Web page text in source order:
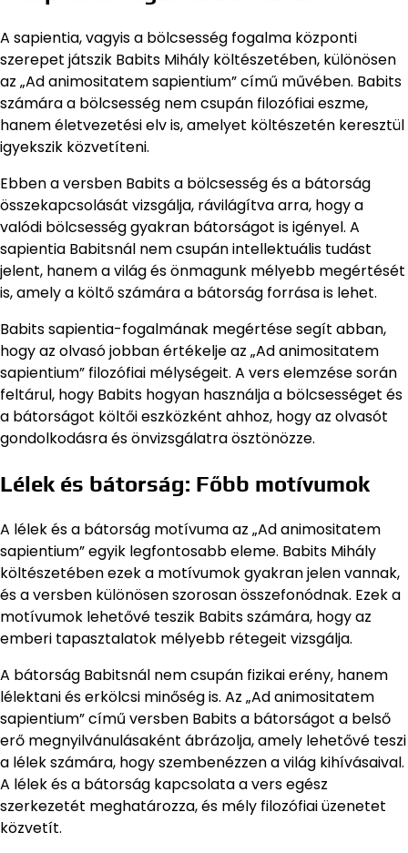
A sapientia, vagyis a bölcsesség fogalma központi
szerepet játszik Babits Mihály költészetében, különösen
az „Ad animositatem sapientium” című művében. Babits
számára a bölcsesség nem csupán filozófiai eszme,
hanem életvezetési elv is, amelyet költészetén keresztül
igyekszik közvetíteni.
Ebben a versben Babits a bölcsesség és a bátorság
összekapcsolását vizsgálja, rávilágítva arra, hogy a
valódi bölcsesség gyakran bátorságot is igényel. A
sapientia Babitsnál nem csupán intellektuális tudást
jelent, hanem a világ és önmagunk mélyebb megértését
is, amely a költő számára a bátorság forrása is lehet.
Babits sapientia-fogalmának megértése segít abban,
hogy az olvasó jobban értékelje az „Ad animositatem
sapientium” filozófiai mélységeit. A vers elemzése során
feltárul, hogy Babits hogyan használja a bölcsességet és
a bátorságot költői eszközként ahhoz, hogy az olvasót
gondolkodásra és önvizsgálatra ösztönözze.
Lélek és bátorság: Főbb motívumok
A lélek és a bátorság motívuma az „Ad animositatem
sapientium” egyik legfontosabb eleme. Babits Mihály
költészetében ezek a motívumok gyakran jelen vannak,
és a versben különösen szorosan összefonódnak. Ezek a
motívumok lehetővé teszik Babits számára, hogy az
emberi tapasztalatok mélyebb rétegeit vizsgálja.
A bátorság Babitsnál nem csupán fizikai erény, hanem
lélektani és erkölcsi minőség is. Az „Ad animositatem
sapientium” című versben Babits a bátorságot a belső
erő megnyilvánulásaként ábrázolja, amely lehetővé teszi
a lélek számára, hogy szembenézzen a világ kihívásaival.
A lélek és a bátorság kapcsolata a vers egész
szerkezetét meghatározza, és mély filozófiai üzenetet
közvetít.